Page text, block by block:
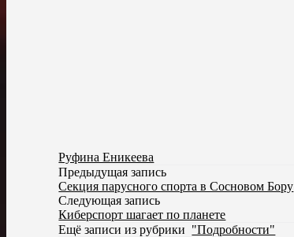
Руфина Еникеева
Предыдущая запись
Секция парусного спорта в Сосновом Бору
Следующая запись
Киберспорт шагает по планете
Ещё записи из рубрики "Подробности"